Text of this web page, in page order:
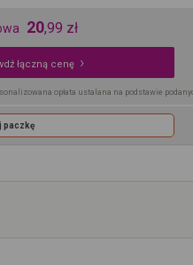
20,99 zł
łączną cenę
opłata ustalana na podstawie
paczkę